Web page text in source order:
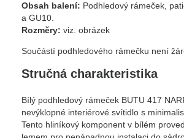
Obsah balení: Podhledový rámeček,
a GU10.
Rozměry: viz. obrázek
Součástí podhledového rámečku není
Stručná charakteristika
Bílý podhledový rámeček BUTU 417
nevýklopné interiérové svítidlo s
Tento hliníkový komponent v bílém